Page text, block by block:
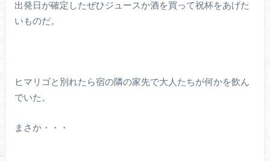
出発日が確定したぜひジュースか酒を買って祝杯をあげた
いものだ。
ヒマリゴと別れたら宿の隣の家先で大人たちが何かを飲ん
でいた。
まさか・・・